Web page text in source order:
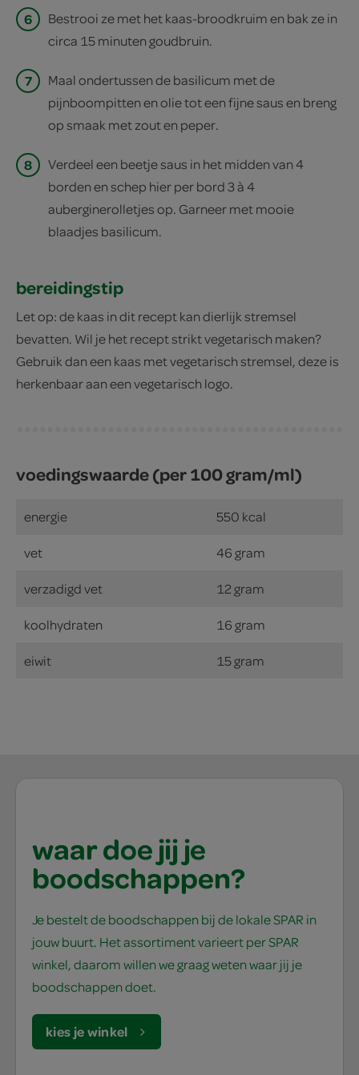
6
Bestrooi ze met het kaas-broodkruim en bak ze in
circa 15 minuten goudbruin.
7
Maal ondertussen de basilicum met de
pijnboompitten en olie tot een fijne saus en breng
op smaak met zout en peper.
8
Verdeel een beetje saus in het midden van 4
borden en schep hier per bord 3 à 4
auberginerolletjes op. Garneer met mooie
blaadjes basilicum.
bereidingstip
Let op: de kaas in dit recept kan dierlijk stremsel
bevatten. Wil je het recept strikt vegetarisch maken?
Gebruik dan een kaas met vegetarisch stremsel, deze is
herkenbaar aan een vegetarisch logo.
voedingswaarde (per 100 gram/ml)
energie 550 kcal
vet 46 gram
verzadigd vet 12 gram
koolhydraten 16 gram
eiwit 15 gram
waar doe jij je
boodschappen?
Je bestelt de boodschappen bij de lokale SPAR in
jouw buurt. Het assortiment varieert per SPAR
winkel, daarom willen we graag weten waar jij je
boodschappen doet.
kies je winkel